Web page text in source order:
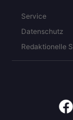
Service
Datenschutz
Redaktionelle